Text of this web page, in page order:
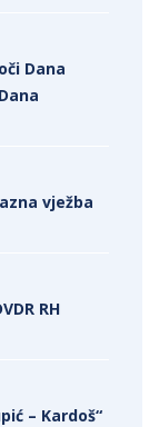
Dana
vježba
RH
– Kardoš“